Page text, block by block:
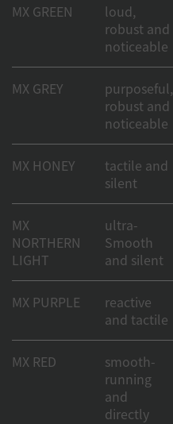
MX GREEN
loud,
robust and
noticeable
MX GREY
purposeful,
robust and
noticeable
MX HONEY
tactile and
silent
MX
NORTHERN
LIGHT
ultra-
Smooth
and silent
MX PURPLE
reactive
and tactile
MX RED
smooth-
running
and
directly